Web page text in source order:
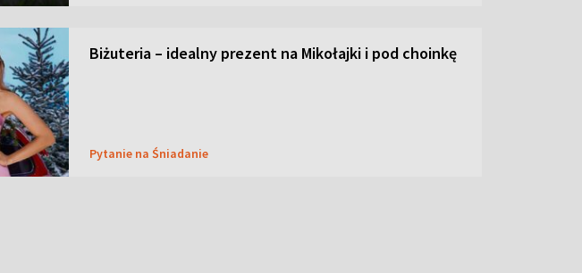
Biżuteria – idealny prezent na Mikołajki i pod choinkę
Pytanie na Śniadanie